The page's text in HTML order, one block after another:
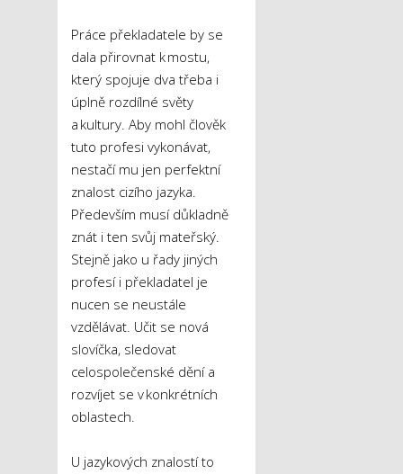
Práce překladatele by se
dala přirovnat k mostu,
který spojuje dva třeba i
úplně rozdílné světy
a kultury. Aby mohl člověk
tuto profesi vykonávat,
nestačí mu jen perfektní
znalost cizího jazyka.
Především musí důkladně
znát i ten svůj mateřský.
Stejně jako u řady jiných
profesí i překladatel je
nucen se neustále
vzdělávat. Učit se nová
slovíčka, sledovat
celospolečenské dění a
rozvíjet se v konkrétních
oblastech.
U jazykových znalostí to